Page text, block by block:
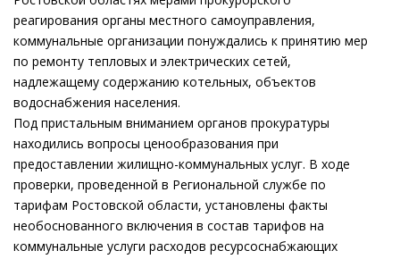
реагирования органы местного самоуправления,
коммунальные организации понуждались к принятию мер
по ремонту тепловых и электрических сетей,
надлежащему содержанию котельных, объектов
водоснабжения населения.
Под пристальным вниманием органов прокуратуры
находились вопросы ценообразования при
предоставлении жилищно-коммунальных услуг. В ходе
проверки, проведенной в Региональной службе по
тарифам Ростовской области, установлены факты
необоснованного включения в состав тарифов на
коммунальные услуги расходов ресурсоснабжающих